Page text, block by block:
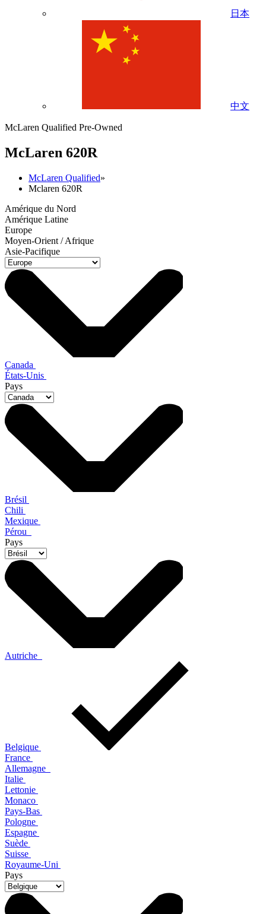
日本
中文
McLaren Qualified Pre-Owned
McLaren 620R
McLaren Qualified»
Mclaren 620R
Amérique du Nord
Amérique Latine
Europe
Moyen-Orient / Afrique
Asie-Pacifique
Canada
États-Unis
Pays
Brésil
Chili
Mexique
Pérou
Pays
Autriche
Belgique
France
Allemagne
Italie
Lettonie
Monaco
Pays-Bas
Pologne
Espagne
Suède
Suisse
Royaume-Uni
Pays